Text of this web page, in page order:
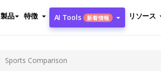
製品 特徴 AI Tools 新着情報 リソース
Sports Comparison